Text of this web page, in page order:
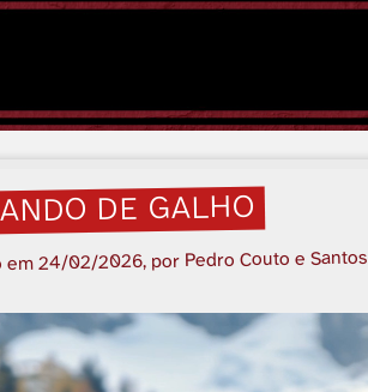
DE GALHO
em24/02/2026, por Pedro Couto e Santos